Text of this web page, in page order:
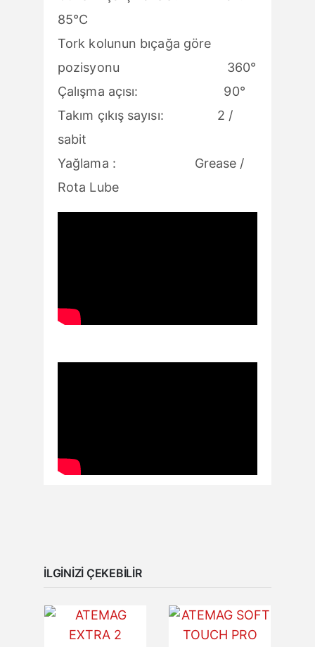
85°C
Tork kolunun bıçağa göre
pozisyonu 360°
Çalışma açısı: 90°
Takım çıkış sayısı: 2 /
sabit
Yağlama : Grease /
Rota Lube
İLGINIZI ÇEKEBILIR